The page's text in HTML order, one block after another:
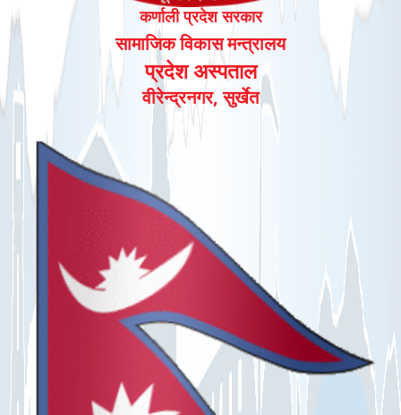
कर्णाली प्रदेश सरकार
सामाजिक विकास मन्त्रालय
प्रदेश अस्पताल
वीरेन्द्रनगर, सुर्खेत